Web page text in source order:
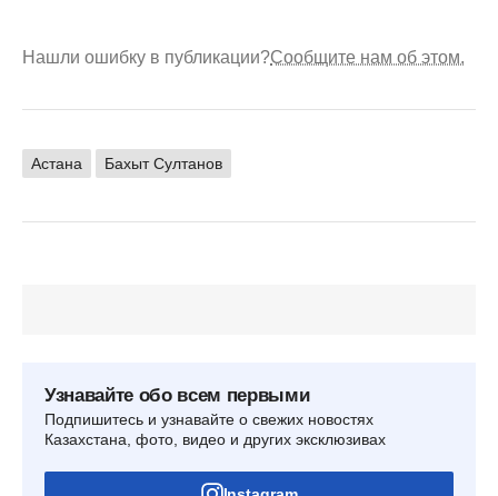
Нашли ошибку в публикации?Сообщите нам об этом.
Астана Бахыт Султанов
Узнавайте обо всем первыми
Подпишитесь и узнавайте о свежих новостях
Казахстана, фото, видео и других эксклюзивах